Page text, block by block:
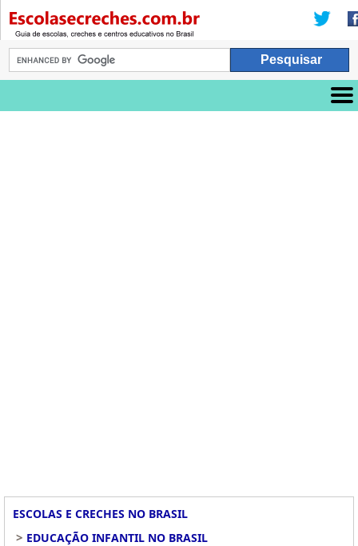
ESCOLAS E CRECHES NO BRASIL
> EDUCAÇÃO INFANTIL NO BRASIL